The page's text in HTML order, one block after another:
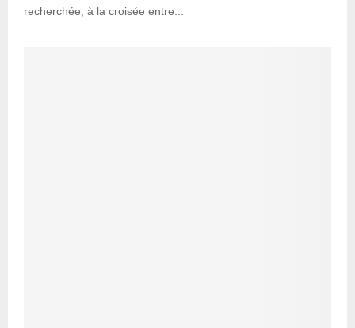
recherchée, à la croisée entre...